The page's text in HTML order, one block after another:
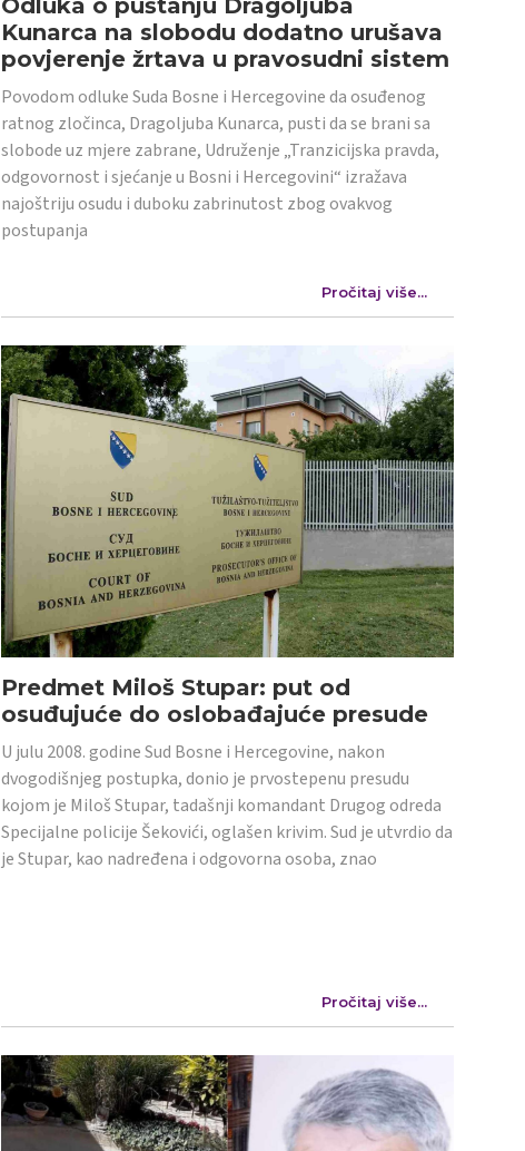
Kunarca na slobodu dodatno urušava
povjerenje žrtava u pravosudni sistem
Povodom odluke Suda Bosne i Hercegovine da osuđenog
ratnog zločinca, Dragoljuba Kunarca, pusti da se brani sa
slobode uz mjere zabrane, Udruženje „Tranzicijska pravda,
odgovornost i sjećanje u Bosni i Hercegovini“ izražava
najoštriju osudu i duboku zabrinutost zbog ovakvog
postupanja
Pročitaj više...
Predmet Miloš Stupar: put od
osuđujuće do oslobađajuće presude
U julu 2008. godine Sud Bosne i Hercegovine, nakon
dvogodišnjeg postupka, donio je prvostepenu presudu
kojom je Miloš Stupar, tadašnji komandant Drugog odreda
Specijalne policije Šekovići, oglašen krivim. Sud je utvrdio da
je Stupar, kao nadređena i odgovorna osoba, znao
Pročitaj više...